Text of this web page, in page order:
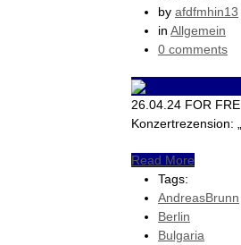
by afdfmhin13
in Allgemein
0 comments
26.04.24 FOR
Konzertrezension:
Read More
Tags:
AndreasBrunn
Berlin
Bulgaria